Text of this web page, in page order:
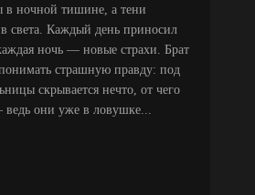
в ночной тишине, а тени
света. Каждый день приносил
ночь — новые страхи. Брат
страшную правду: под
скрывается нечто, от чего
ведь они уже в ловушке...